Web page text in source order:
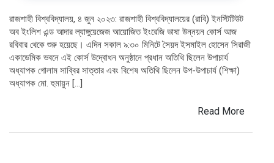
রাজশাহী বিশ্ববিদ্যালয়, ৪ জুন ২০২৩: রাজশাহী বিশ্ববিদ্যালয়ের (রাবি) ইনস্টিটিউট
অব ইংলিশ এন্ড আদার ল্যাঙ্গুয়েজেজ আয়োজিত ইংরেজি ভাষা উন্নয়ন কোর্স আজ
রবিবার থেকে শুরু হয়েছে। এদিন সকাল ৯:৩০ মিনিটে সৈয়দ ইসমাইল হোসেন সিরাজী
একাডেমিক ভবনে এই কোর্স উদ্বোধন অনুষ্ঠানে প্রধান অতিথি ছিলেন উপাচার্য
অধ্যাপক গোলাম সাব্বির সাত্তার এবং বিশেষ অতিথি ছিলেন উপ-উপাচার্য (শিক্ষা)
অধ্যাপক মো. হুমায়ুন […]
Read More